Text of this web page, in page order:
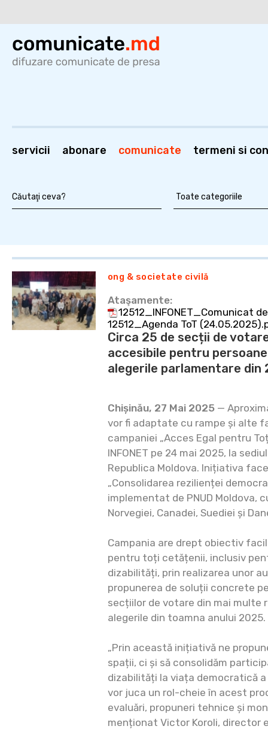
servicii abonare comunicate termeni si
ong & societate civilă
Circa 25 de secții de
accesibile pentru
alegerile parlamentare din
Chișinău, 27 Mai 2025 —
vor fi adaptate cu rampe și alte
campaniei „Acces Egal pentru
INFONET pe 24 mai 2025, la
Republica Moldova. Inițiativa
„Consolidarea rezilienței
implementat de PNUD Moldova,
Norvegiei, Canadei, Suediei și
Campania are drept obiectiv
pentru toți cetățenii, inclusiv
dizabilități, prin realizarea unor
propunerea de soluții concrete
secțiilor de votare din mai multe
alegerile din toamna anului 2025.
„Prin această inițiativă ne
spații, ci și să consolidăm
dizabilități la viața democratică
vor juca un rol-cheie în acest
evaluări, propuneri tehnice și
menționat Victor Koroli, director
Ataşamente:
12512_INFONET_Comunicat
12512_Agenda ToT